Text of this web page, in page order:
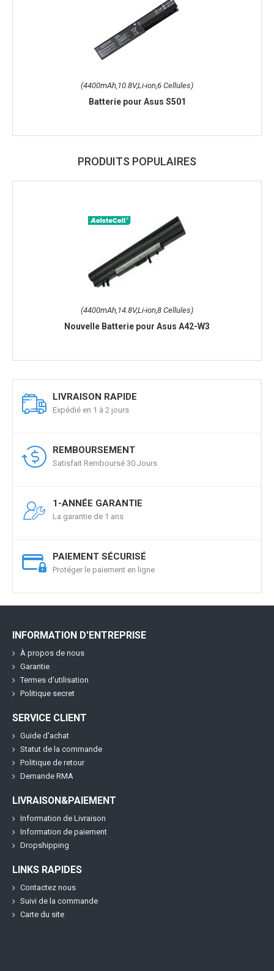
(4400mAh,10.8V,Li-ion,6 Cellules)
Batterie pour Asus S501
PRODUITS POPULAIRES
(4400mAh,14.8V,Li-ion,8 Cellules)
Nouvelle Batterie pour Asus A42-W3
LIVRAISON RAPIDE
Expédié en 1 à 2 jours
REMBOURSEMENT
Satisfait Remboursé 30 Jours
1-ANNÉE GARANTIE
La garantie de 1 ans
PAIEMENT SÉCURISÉ
Protéger le paiement en ligne
INFORMATION D'ENTREPRISE
À propos de nous
Garantie
Termes d'utilisation
Politique secret
SERVICE CLIENT
Guide d'achat
Statut de la commande
Politique de retour
Demande RMA
LIVRAISON&PAIEMENT
Information de Livraison
Information de paiement
Dropshipping
LINKS RAPIDES
Contactez nous
Suivi de la commande
Carte du site